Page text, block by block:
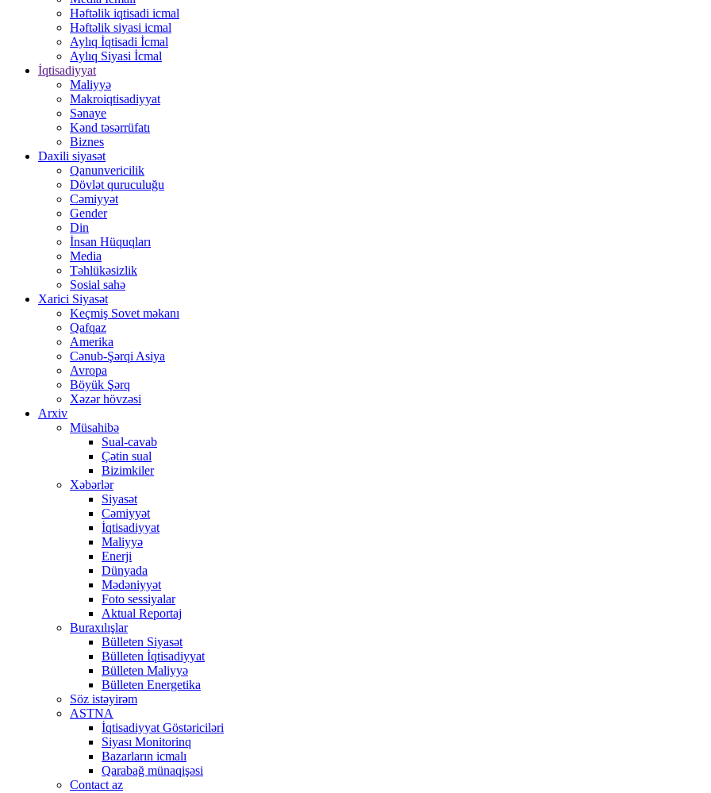
Həftəlik iqtisadi icmal
Həftəlik siyasi icmal
Aylıq İqtisadi İcmal
Aylıq Siyasi İcmal
İqtisadiyyat
Maliyyə
Makroiqtisadiyyat
Sənaye
Kənd təsərrüfatı
Biznes
Daxili siyasət
Qanunvericilik
Dövlət quruculuğu
Cəmiyyət
Gender
Din
İnsan Hüquqları
Media
Təhlükəsizlik
Sosial sahə
Xarici Siyasət
Keçmiş Sovet məkanı
Qafqaz
Amerika
Cənub-Şərqi Asiya
Avropa
Böyük Şərq
Xəzər hövzəsi
Arxiv
Müsahibə
Sual-cavab
Çətin sual
Bizimkiler
Xəbərlər
Siyasət
Cəmiyyət
İqtisadiyyat
Maliyyə
Enerji
Dünyada
Mədəniyyət
Foto sessiyalar
Aktual Reportaj
Buraxılışlar
Bülleten Siyasət
Bülleten İqtisadiyyat
Bülleten Maliyyə
Bülleten Energetika
Söz istəyirəm
ASTNA
İqtisadiyyat Göstəriciləri
Siyası Monitorinq
Bazarların icmalı
Qarabağ münaqişəsi
Contact az